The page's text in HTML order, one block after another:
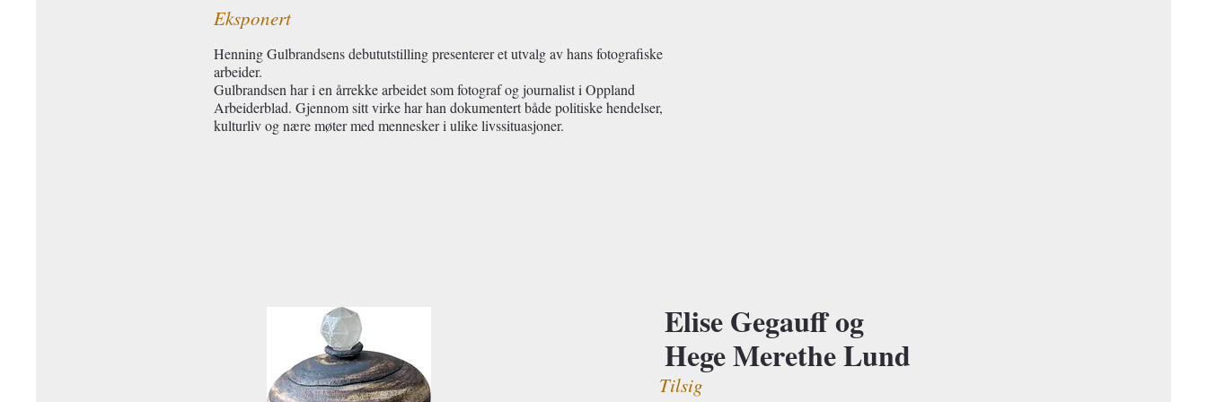
Eksponert
Henning Gulbrandsens debututstilling presenterer et utvalg av hans fotografiske
arbeider.
Gulbrandsen har i en årrekke arbeidet som fotograf og journalist i Oppland
Arbeiderblad. Gjennom sitt virke har han dokumentert både politiske hendelser,
kulturliv og nære møter med mennesker i ulike livssituasjoner.
Elise Gegauff og
Hege Merethe Lund
Tilsig